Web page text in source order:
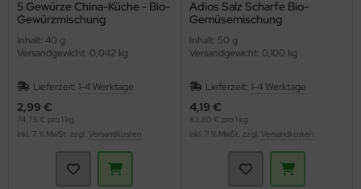
5 Gewürze China-Küche - Bio-
Gewürzmischung
Inhalt: 40 g
Versandgewicht: 0,042 kg
Lieferzeit: 1-4 Werktage
2,99 €
74,75 € pro 1 kg
inkl. 7 % MwSt. zzgl. Versandkosten
Adios Salz Scharfe Bio-
Gemüsemischung
Inhalt: 50 g
Versandgewicht: 0,100 kg
Lieferzeit: 1-4 Werktage
4,19 €
83,80 € pro 1 kg
inkl. 7 % MwSt. zzgl. Versandkosten